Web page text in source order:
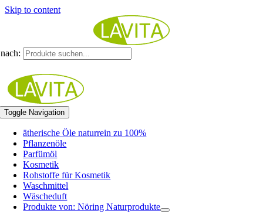
Skip to content
Toggle Navigation
ätherische Öle naturrein zu 100%
Pflanzenöle
Parfümöl
Kosmetik
Rohstoffe für Kosmetik
Waschmittel
Wäscheduft
Produkte von: Nöring Naturprodukte